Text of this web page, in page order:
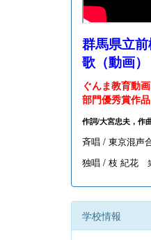
群馬県立
歌（動画）
ぐんま教育動
部門優秀賞作
作詞/大宮忠夫，作
斉唱 / 東京混声
独唱 / 枝 紀花
学校情報